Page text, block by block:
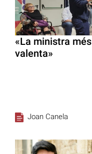
«La ministra més
valenta»
Joan Canela